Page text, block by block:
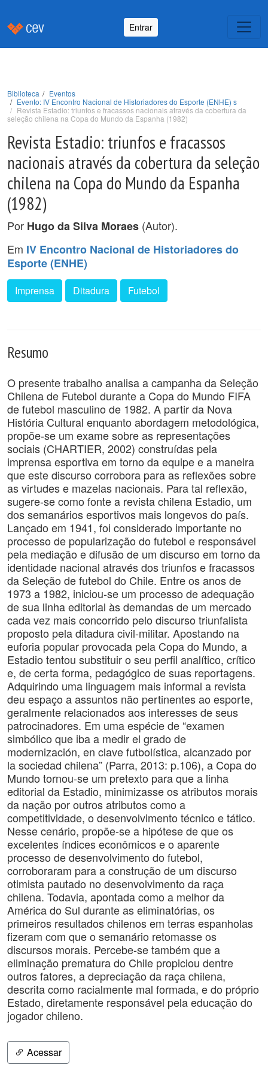
Entrar
Biblioteca
Eventos
Evento: IV Encontro Nacional de Historiadores do Esporte (ENHE) s
Revista Estadio: triunfos e fracassos nacionais através da cobertura da
seleção chilena na Copa do Mundo da Espanha (1982)
Revista Estadio: triunfos e fracassos
nacionais através da cobertura da seleção
chilena na Copa do Mundo da Espanha
(1982)
Por Hugo da Silva Moraes (Autor).
Em IV Encontro Nacional de Historiadores do
Esporte (ENHE)
Imprensa Ditadura Futebol
Resumo
O presente trabalho analisa a campanha da Seleção
Chilena de Futebol durante a Copa do Mundo FIFA
de futebol masculino de 1982. A partir da Nova
História Cultural enquanto abordagem metodológica,
propõe-se um exame sobre as representações
sociais (CHARTIER, 2002) construídas pela
imprensa esportiva em torno da equipe e a maneira
que este discurso corrobora para as reflexões sobre
as virtudes e mazelas nacionais. Para tal reflexão,
sugere-se como fonte a revista chilena Estadio, um
dos semanários esportivos mais longevos do país.
Lançado em 1941, foi considerado importante no
processo de popularização do futebol e responsável
pela mediação e difusão de um discurso em torno da
identidade nacional através dos triunfos e fracassos
da Seleção de futebol do Chile. Entre os anos de
1973 a 1982, iniciou-se um processo de adequação
de sua linha editorial às demandas de um mercado
cada vez mais concorrido pelo discurso triunfalista
proposto pela ditadura civil-militar. Apostando na
euforia popular provocada pela Copa do Mundo, a
Estadio tentou substituir o seu perfil analítico, crítico
e, de certa forma, pedagógico de suas reportagens.
Adquirindo uma linguagem mais informal a revista
deu espaço a assuntos não pertinentes ao esporte,
geralmente relacionados aos interesses de seus
patrocinadores. Em uma espécie de “examen
simbólico que iba a medir el grado de
modernización, en clave futbolística, alcanzado por
la sociedad chilena” (Parra, 2013: p.106), a Copa do
Mundo tornou-se um pretexto para que a linha
editorial da Estadio, minimizasse os atributos morais
da nação por outros atributos como a
competitividade, o desenvolvimento técnico e tático.
Nesse cenário, propõe-se a hipótese de que os
excelentes índices econômicos e o aparente
processo de desenvolvimento do futebol,
corroboraram para a construção de um discurso
otimista pautado no desenvolvimento da raça
chilena. Todavia, apontada como a melhor da
América do Sul durante as eliminatórias, os
primeiros resultados chilenos em terras espanholas
fizeram com que o semanário retomasse os
discursos morais. Percebe-se também que a
eliminação prematura do Chile propiciou dentre
outros fatores, a depreciação da raça chilena,
descrita como racialmente mal formada, e do próprio
Estado, diretamente responsável pela educação do
jogador chileno.
Acessar